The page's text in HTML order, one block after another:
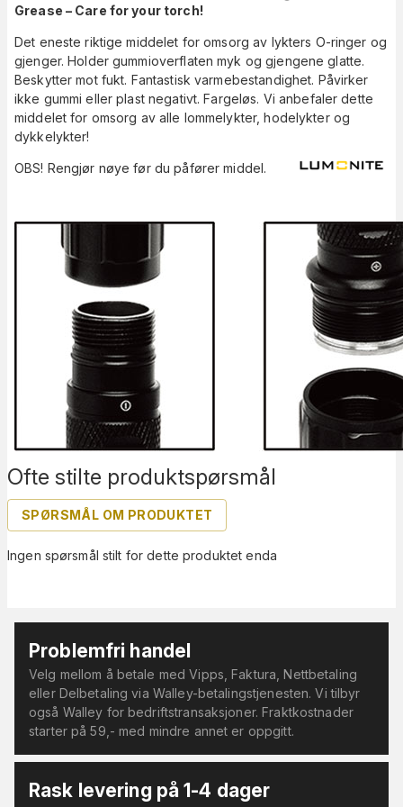
Ofte stilte produktspørsmål
SPØRSMÅL OM PRODUKTET
Ingen spørsmål stilt for dette produktet enda
Grease – Care for your torch!
Det eneste riktige middelet for omsorg av lykters O-ringer og
gjenger. Holder gummioverflaten myk og gjengene glatte.
Beskytter mot fukt. Fantastisk varmebestandighet. Påvirker
ikke gummi eller plast negativt. Fargeløs. Vi anbefaler dette
middelet for omsorg av alle lommelykter, hodelykter og
dykkelykter!
OBS! Rengjør nøye før du påfører middel.
Problemfri handel
Velg mellom å betale med Vipps, Faktura, Nettbetaling
eller Delbetaling via Walley-betalingstjenesten. Vi tilbyr
også Walley for bedriftstransaksjoner. Fraktkostnader
starter på 59,- med mindre annet er oppgitt.
Rask levering på 1-4 dager